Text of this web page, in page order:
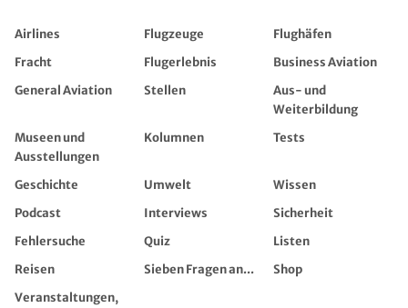
Airlines Flugzeuge
Flughäfen
Fracht
Flugerlebnis
Business Aviation
General Aviation
Stellen
Aus- und
Weiterbildung
Museen und
Ausstellungen
Kolumnen Tests
Geschichte Umwelt
Wissen
Podcast
Interviews
Sicherheit
Fehlersuche
Quiz
Listen
Reisen
Sieben Fragen an...
Shop
Veranstaltungen,